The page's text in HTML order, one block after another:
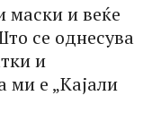
маски и веќе
се однесува
и
е „Кајали